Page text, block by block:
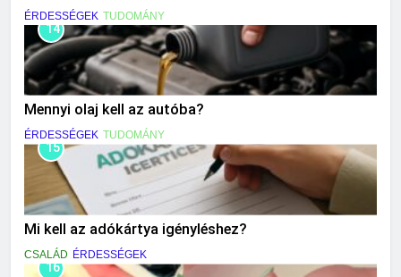
ÉRDESSÉGEK TUDOMÁNY
14
Mennyi olaj kell az autóba?
ÉRDESSÉGEK TUDOMÁNY
15
Mi kell az adókártya igényléshez?
CSALÁD ÉRDESSÉGEK
16